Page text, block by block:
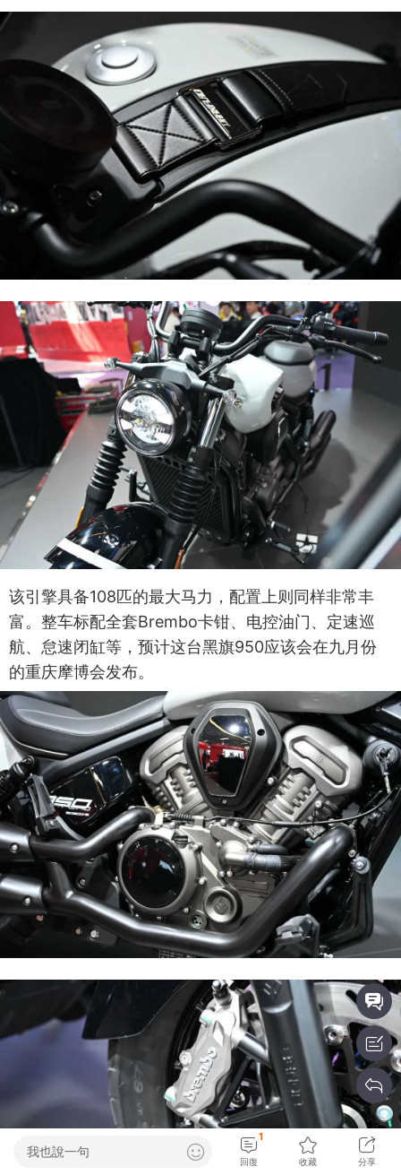
该引擎具备108匹的最大马力，配置上则同样非常丰
富。整车标配全套Brembo卡钳、电控油门、定速巡
航、怠速闭缸等，预计这台黑旗950应该会在九月份
的重庆摩博会发布。
我也說一句
回復
1
收藏 分享